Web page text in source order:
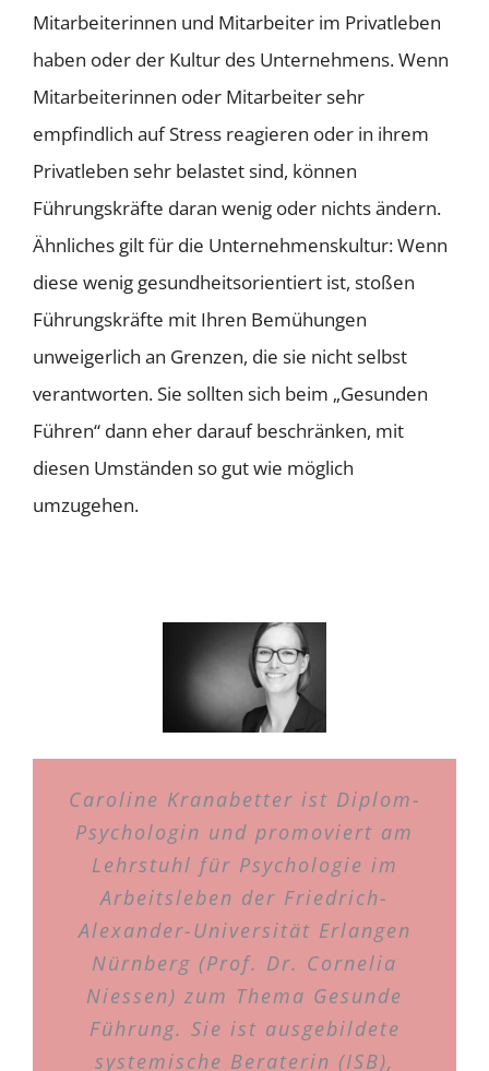
Mitarbeiterinnen und Mitarbeiter im Privatleben
haben oder der Kultur des Unternehmens. Wenn
Mitarbeiterinnen oder Mitarbeiter sehr
empfindlich auf Stress reagieren oder in ihrem
Privatleben sehr belastet sind, können
Führungskräfte daran wenig oder nichts ändern.
Ähnliches gilt für die Unternehmenskultur: Wenn
diese wenig gesundheitsorientiert ist, stoßen
Führungskräfte mit Ihren Bemühungen
unweigerlich an Grenzen, die sie nicht selbst
verantworten. Sie sollten sich beim „Gesunden
Führen“ dann eher darauf beschränken, mit
diesen Umständen so gut wie möglich
umzugehen.
Caroline Kranabetter ist Diplom-
Psychologin und promoviert am
Lehrstuhl für Psychologie im
Arbeitsleben der Friedrich-
Alexander-Universität Erlangen
Nürnberg (Prof. Dr. Cornelia
Niessen) zum Thema Gesunde
Führung. Sie ist ausgebildete
systemische Beraterin (ISB),